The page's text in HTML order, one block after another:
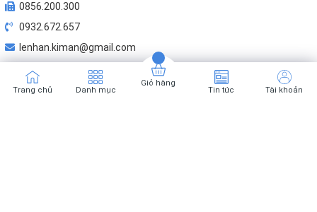
0856.200.300
0932.672.657
lenhan.kiman@gmail.com
Trang chủ Danh mục
Giỏ hàng
Tin tức Tài khoản